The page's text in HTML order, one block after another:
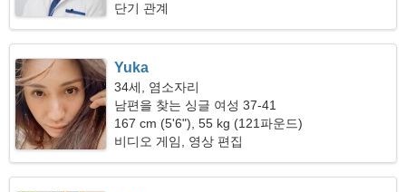
단기 관계
Yuka
34세, 염소자리
남편을 찾는 싱글 여성 37-41
167 cm (5'6"), 55 kg (121파운드)
비디오 게임, 영상 편집